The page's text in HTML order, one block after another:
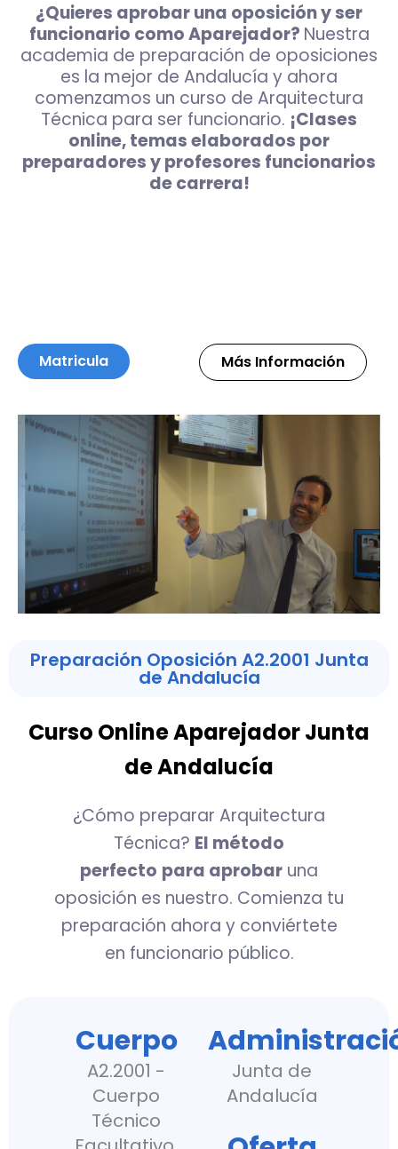
¿Quieres aprobar una oposición y ser
funcionario como Aparejador? Nuestra
academia de preparación de oposiciones
es la mejor de Andalucía y ahora
comenzamos un curso de Arquitectura
Técnica para ser funcionario. ¡Clases
online, temas elaborados por
preparadores y profesores funcionarios
de carrera!
Matricula Más Información
Preparación Oposición A2.2001 Junta
de Andalucía
Curso Online Aparejador Junta
de Andalucía
¿Cómo preparar Arquitectura
Técnica? El método
perfecto para aprobar una
oposición es nuestro. Comienza tu
preparación ahora y conviértete
en funcionario público.
Cuerpo
A2.2001 -
Cuerpo
Técnico
Junta de
Andalucía